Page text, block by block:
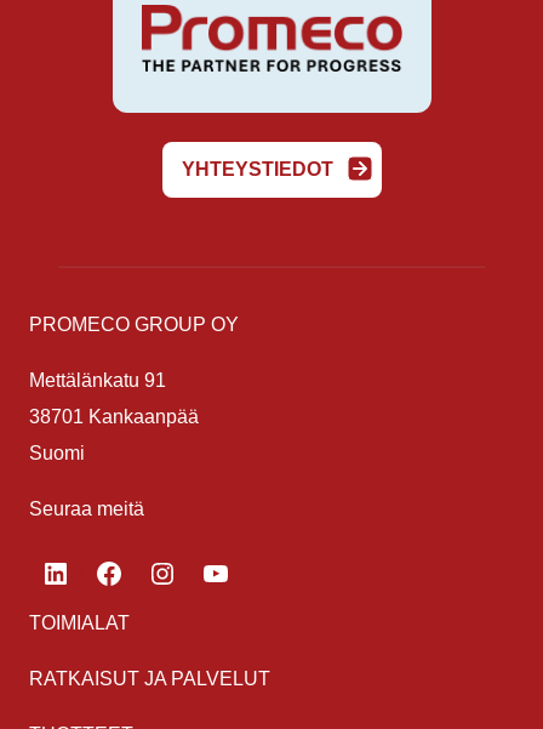
YHTEYSTIEDOT
PROMECO GROUP OY
Mettälänkatu 91
38701 Kankaanpää
Suomi
Seuraa meitä
LinkedInFacebook
TOIMIALAT
RATKAISUT JA PALVELUT